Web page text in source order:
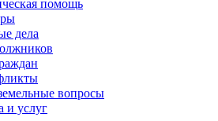
помощь
дела
вопросы
и услуг